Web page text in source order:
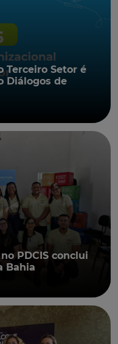
Terceiro Setor é
Diálogos de
PDCIS conclui
Bahia